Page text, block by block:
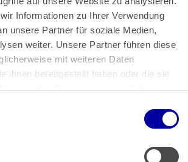
Informationen zu Ihrer Verwendung
unsere Partner für soziale Medien,
weiter. Unsere Partner führen diese
mit weiteren Daten
ihnen bereitgestellt haben oder die sie
der Dienste gesammelt haben.
2
|AGB